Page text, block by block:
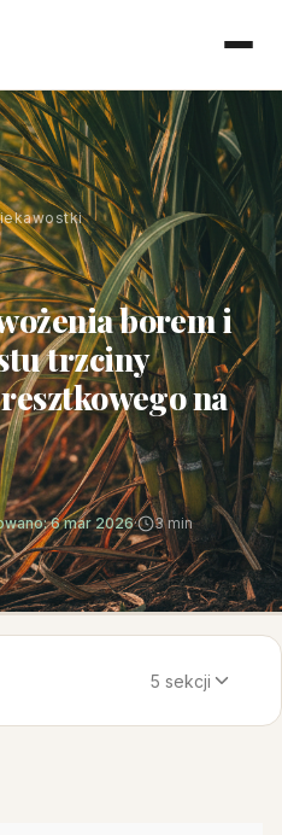
borem i
trzciny
na
6 mar 2026· 3 min
5 sekcji